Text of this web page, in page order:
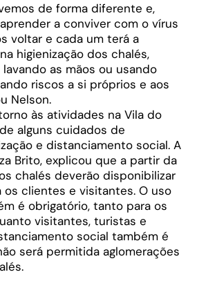
de forma diferente e,
a conviver com o vírus
voltar e cada um terá a
higienização dos chalés,
as mãos ou usando
riscos a si próprios e aos
Nelson.
às atividades na Vila do
alguns cuidados de
e distanciamento social. A
Brito, explicou que a partir da
chalés deverão disponibilizar
os clientes e visitantes. O uso
é obrigatório, tanto para os
visitantes, turistas e
social também é
será permitida aglomerações